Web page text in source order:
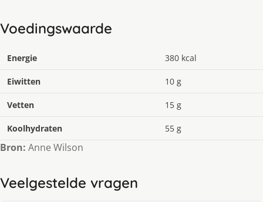
Voedingswaarde
Energie 380 kcal
Eiwitten 10 g
Vetten 15 g
Koolhydraten 55 g
Bron: Anne Wilson
Veelgestelde vragen